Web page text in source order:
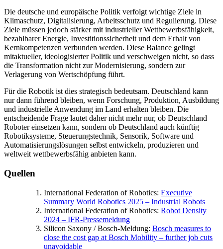
Die deutsche und europäische Politik verfolgt wichtige Ziele in
Klimaschutz, Digitalisierung, Arbeitsschutz und Regulierung. Diese
Ziele müssen jedoch stärker mit industrieller Wettbewerbsfähigkeit,
bezahlbarer Energie, Investitionssicherheit und dem Erhalt von
Kernkompetenzen verbunden werden. Diese Balance gelingt
mitaktueller, ideologisierter Politik und verschweigen nicht, so dass
die Transformation nicht zur Modernisierung, sondern zur
Verlagerung von Wertschöpfung führt.
Für die Robotik ist dies strategisch bedeutsam. Deutschland kann
nur dann führend bleiben, wenn Forschung, Produktion, Ausbildung
und industrielle Anwendung im Land erhalten bleiben. Die
entscheidende Frage lautet daher nicht mehr nur, ob Deutschland
Roboter einsetzen kann, sondern ob Deutschland auch künftig
Robotiksysteme, Steuerungstechnik, Sensorik, Software und
Automatisierungslösungen selbst entwickeln, produzieren und
weltweit wettbewerbsfähig anbieten kann.
Quellen
International Federation of Robotics: Executive
Summary World Robotics 2025 – Industrial Robots
International Federation of Robotics: Robot Density
2024 – IFR-Pressemeldung
Silicon Saxony / Bosch-Meldung: Bosch measures to
close the cost gap at Bosch Mobility – further job cuts
unavoidable